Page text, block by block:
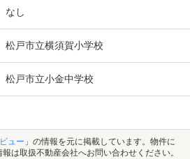
なし
松戸市立横須賀小学校
松戸市立小金中学校
ュー 」の情報を元に掲載しています。物件に
は取扱不動産会社へお問い合わせください。